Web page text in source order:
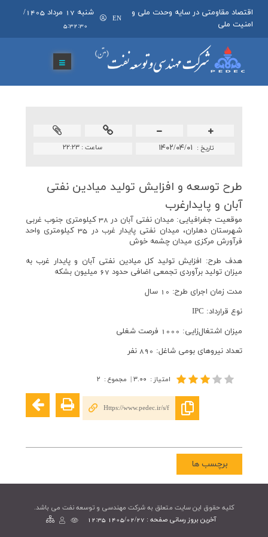
اقتصاد مقاومتی در سایه وحدت ملی و
امنیت ملی
EN
شنبه 17 مرداد 1405 /
5:32:30
ساعت : ۲۲:۲۳ تاريخ : ۱۴۰۲/۰۴/۰۱
طرح توسعه و افزایش تولید میادین نفتی
آبان و پایدارغرب
موقعيت جغرافيايی: ميدان نفتی آبان در 38 كيلومتری جنوب غربی
شهرستان دهلران، ميدان نفتی پايدار غرب در 35 كيلومتری واحد
فرآورش مرکزی میدان چشمه خوش
هدف طرح: افزايش توليد كل ميادين نفتی آبان و پايدار غرب به
ميزان توليد برآوردی تجمعی اضافی حدود 67 ميليون بشكه
مدت زمان اجرای طرح: 10 سال
نوع قرارداد: IPC
ميزان اشتغال‌زايی: 1000 فرصت شغلی
تعداد نيروهای بومی شاغل: 890 نفر
امتیاز : ۳.۰۰| مجموع : ۲
Https://www.pedec.ir/s/f
برچسب ها
کليه حقوق اين سايت متعلق به شرکت مهندسی و توسعه نفت می باشد.
آخرین بروز رسانی صفحه : 1405/02/27 12:35